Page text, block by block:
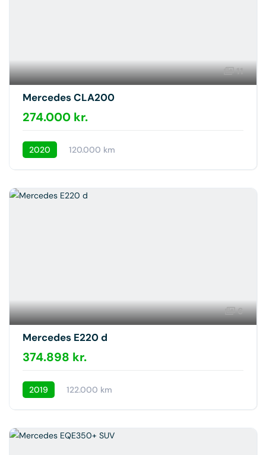
11
Mercedes CLA200
274.000 kr.
2020 120.000 km
6
Mercedes E220 d
374.898 kr.
2019 122.000 km